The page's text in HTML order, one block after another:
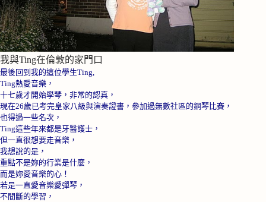
我與Ting在倫敦的家門口
最後回到我的這位學生Ting,
Ting熱愛音樂，
十七歲才開始學琴，非常的認真，
現在26歲已考完皇家八級與演奏證書，參加過無數社區的鋼琴比賽，
也得過一些名次，
Ting這些年來都是牙醫護士，
但一直很想要走音樂，
我想說的是，
重點不是妳的行業是什麼，
而是妳愛音樂的心！
若是一直愛音樂愛彈琴，
不間斷的學習，